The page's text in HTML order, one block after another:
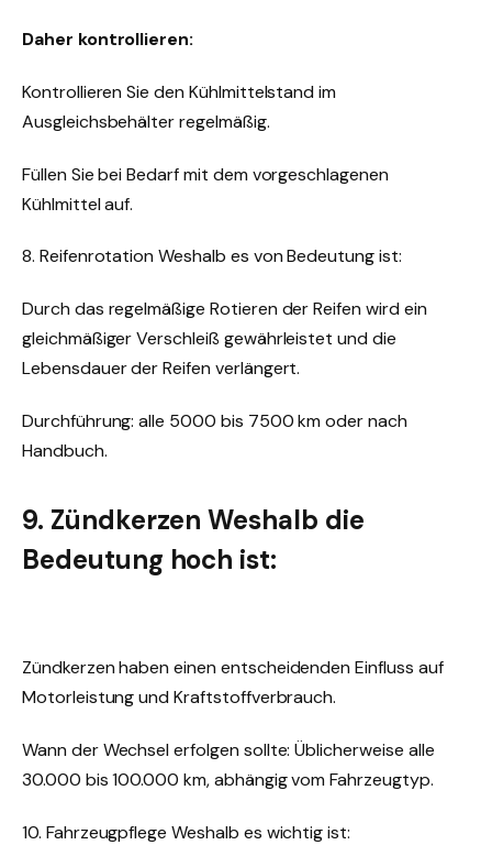
Daher kontrollieren:
Kontrollieren Sie den Kühlmittelstand im
Ausgleichsbehälter regelmäßig.
Füllen Sie bei Bedarf mit dem vorgeschlagenen
Kühlmittel auf.
8. Reifenrotation Weshalb es von Bedeutung ist:
Durch das regelmäßige Rotieren der Reifen wird ein
gleichmäßiger Verschleiß gewährleistet und die
Lebensdauer der Reifen verlängert.
Durchführung: alle 5000 bis 7500 km oder nach
Handbuch.
9. Zündkerzen Weshalb die
Bedeutung hoch ist:
Zündkerzen haben einen entscheidenden Einfluss auf
Motorleistung und Kraftstoffverbrauch.
Wann der Wechsel erfolgen sollte: Üblicherweise alle
30.000 bis 100.000 km, abhängig vom Fahrzeugtyp.
10. Fahrzeugpflege Weshalb es wichtig ist: